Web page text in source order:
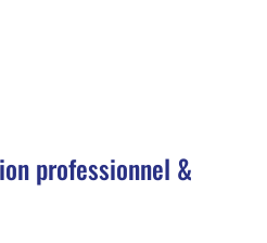
professionnel &